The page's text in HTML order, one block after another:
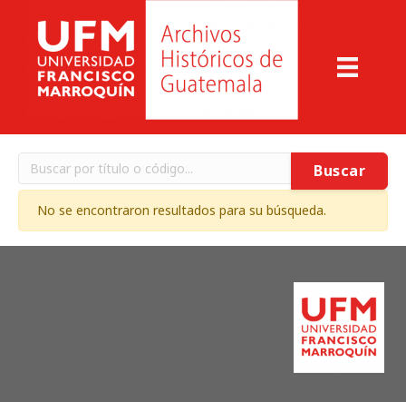
Buscar
No se encontraron resultados para su búsqueda.